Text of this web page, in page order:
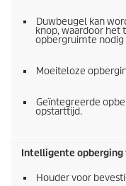
Duwbeugel kan
knop, waardoor
opbergruimte
Moeiteloze
Geïntegreerde
opstarttijd.
Intelligente opberging
Houder voor